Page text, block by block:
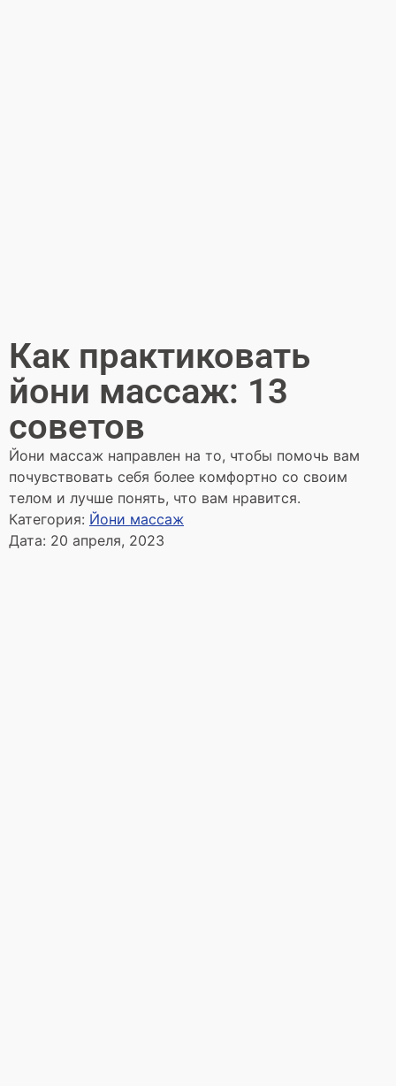
Как практиковать
йони массаж: 13
советов
Йони массаж направлен на то, чтобы помочь вам
почувствовать себя более комфортно со своим
телом и лучше понять, что вам нравится.
Категория: Йони массаж
Дата: 20 апреля, 2023